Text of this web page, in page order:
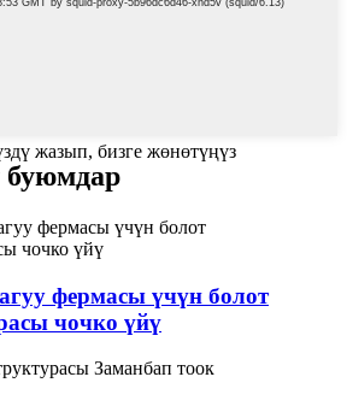
жазып, бизге жөнөтүңүз
фермасы үчүн болот
чочко үйү